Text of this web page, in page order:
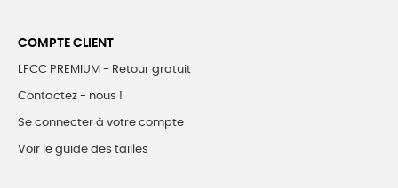
COMPTE CLIENT
LFCC PREMIUM - Retour gratuit
Contactez - nous !
Se connecter à votre compte
Voir le guide des tailles